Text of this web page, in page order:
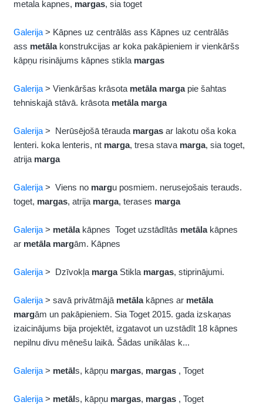
metala kapnes, margas, sia toget
Galerija > Kāpnes uz centrālās ass Kāpnes uz centrālās
ass metālakonstrukcijas ar koka pakāpieniem ir vienkāršs
kāpņu risinājums kāpnes stikla margas
Galerija > Vienkāršas krāsota metāla margapie šahtas
tehniskajā stāvā. krāsota metāla marga
Galerija > Nerūsējošā tērauda margas ar lakotu oša koka
lenteri. koka lenteris, nt marga, tresa stava marga, sia toget,
atrija marga
Galerija > Viens no margu posmiem. nerusejošais terauds.
toget, margas, atrija marga, terases marga
Galerija > metālakāpnes Toget uzstādītās metālakāpnes
ar metāla margām. Kāpnes
Galerija > Dzīvokļa margaStikla margas, stiprinājumi.
Galerija > savā privātmājā metālakāpnes ar metāla
margām un pakāpieniem. Sia Toget 2015. gada izskaņas
izaicinājums bija projektēt, izgatavot un uzstādīt 18 kāpnes
nepilnu divu mēnešu laikā. Šādas unikālas k...
Galerija > metāls, kāpņu margas, margas , Toget
Galerija > metāls, kāpņu margas, margas , Toget